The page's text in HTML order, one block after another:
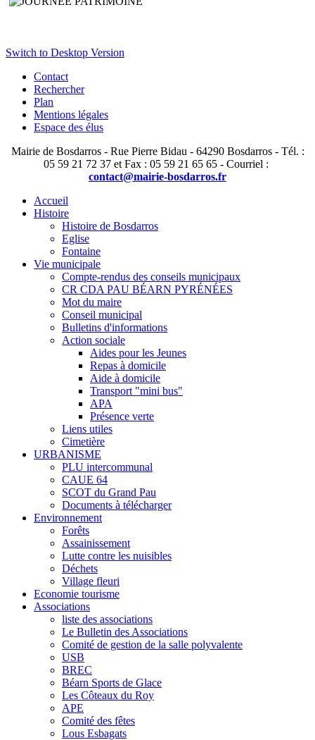
Switch to Desktop Version
Contact
Rechercher
Plan
Mentions légales
Espace des élus
Mairie de Bosdarros - Rue Pierre Bidau - 64290 Bosdarros - Tél. :
05 59 21 72 37 et Fax : 05 59 21 65 65 - Courriel :
contact@mairie-bosdarros.fr
Accueil
Histoire
Histoire de Bosdarros
Eglise
Fontaine
Vie municipale
Compte-rendus des conseils municipaux
CR CDA PAU BÉARN PYRÉNÉES
Mot du maire
Conseil municipal
Bulletins d'informations
Action sociale
Aides pour les Jeunes
Repas à domicile
Aide à domicile
Transport "mini bus"
APA
Présence verte
Liens utiles
Cimetière
URBANISME
PLU intercommunal
CAUE 64
SCOT du Grand Pau
Documents à télécharger
Environnement
Forêts
Assainissement
Lutte contre les nuisibles
Déchets
Village fleuri
Economie tourisme
Associations
liste des associations
Le Bulletin des Associations
Comité de gestion de la salle polyvalente
USB
BREC
Béarn Sports de Glace
Les Côteaux du Roy
APE
Comité des fêtes
Lous Esbagats